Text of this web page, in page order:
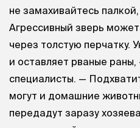
не замахивайтесь
Агрессивный зверь
через толстую перчатку.
и оставляет рваные
специалисты. —
могут и домашние
передадут заразу